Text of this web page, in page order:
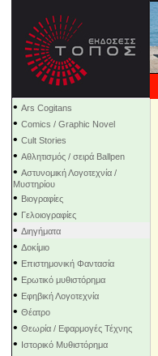
• Ars Cogitans
• Comics / Graphic Novel
• Cult Stories
• Αθλητισμός / σειρά Ballpen
• Αστυνομική Λογοτεχνία /
Μυστηρίου
• Βιογραφίες
• Γελοιογραφίες
• Διηγήματα
• Δοκίμιο
• Επιστημονική Φαντασία
• Ερωτικό μυθιστόρημα
• Εφηβική Λογοτεχνία
• Θέατρο
• Θεωρία / Εφαρμογές Τέχνης
• Ιστορικό Μυθιστόρημα